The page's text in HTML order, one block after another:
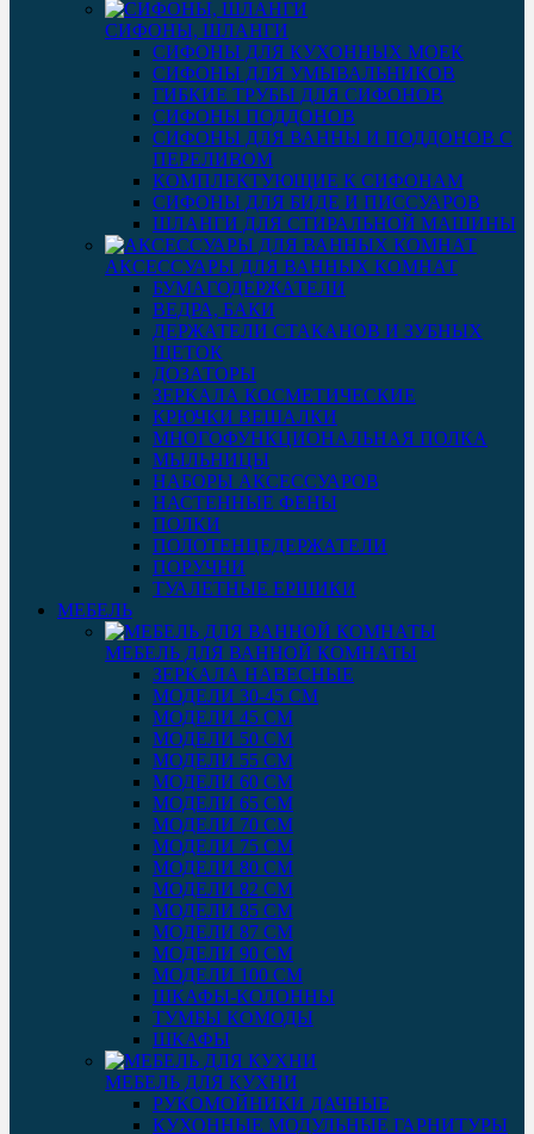
СИФОНЫ, ШЛАНГИ
СИФОНЫ ДЛЯ КУХОННЫХ МОЕК
СИФОНЫ ДЛЯ УМЫВАЛЬНИКОВ
ГИБКИЕ ТРУБЫ ДЛЯ СИФОНОВ
СИФОНЫ ПОДДОНОВ
СИФОНЫ ДЛЯ ВАННЫ И ПОДДОНОВ С
ПЕРЕЛИВОМ
КОМПЛЕКТУЮЩИЕ К СИФОНАМ
СИФОНЫ ДЛЯ БИДЕ И ПИССУАРОВ
ШЛАНГИ ДЛЯ СТИРАЛЬНОЙ МАШИНЫ
АКСЕССУАРЫ ДЛЯ ВАННЫХ КОМНАТ
БУМАГОДЕРЖАТЕЛИ
ВЕДРА, БАКИ
ДЕРЖАТЕЛИ СТАКАНОВ И ЗУБНЫХ
ЩЕТОК
ДОЗАТОРЫ
ЗЕРКАЛА КОСМЕТИЧЕСКИЕ
КРЮЧКИ ВЕШАЛКИ
МНОГОФУНКЦИОНАЛЬНАЯ ПОЛКА
МЫЛЬНИЦЫ
НАБОРЫ АКСЕССУАРОВ
НАСТЕННЫЕ ФЕНЫ
ПОЛКИ
ПОЛОТЕНЦЕДЕРЖАТЕЛИ
ПОРУЧНИ
ТУАЛЕТНЫЕ ЕРШИКИ
МЕБЕЛЬ
МЕБЕЛЬ ДЛЯ ВАННОЙ КОМНАТЫ
ЗЕРКАЛА НАВЕСНЫЕ
МОДЕЛИ 30-45 СМ
МОДЕЛИ 45 СМ
МОДЕЛИ 50 СМ
МОДЕЛИ 55 СМ
МОДЕЛИ 60 СМ
МОДЕЛИ 65 СМ
МОДЕЛИ 70 СМ
МОДЕЛИ 75 СМ
МОДЕЛИ 80 СМ
МОДЕЛИ 82 СМ
МОДЕЛИ 85 СМ
МОДЕЛИ 87 СМ
МОДЕЛИ 90 СМ
МОДЕЛИ 100 СМ
ШКАФЫ-КОЛОННЫ
ТУМБЫ КОМОДЫ
ШКАФЫ
МЕБЕЛЬ ДЛЯ КУХНИ
РУКОМОЙНИКИ ДАЧНЫЕ
КУХОННЫЕ МОДУЛЬНЫЕ ГАРНИТУРЫ